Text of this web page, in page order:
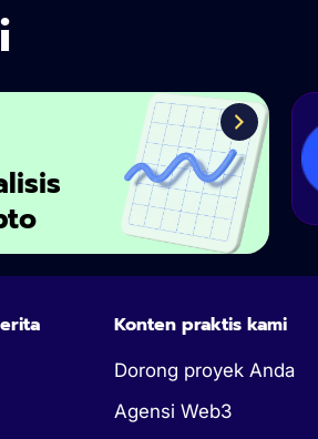
Konten praktis kami
Dorong proyek Anda
Agensi Web3